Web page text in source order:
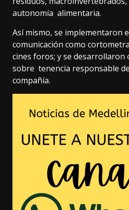
autonomía alimentaria.
Así mismo, se implementaron
comunicación como
cines foros; y se desarrollaron
sobre tenencia responsable
compañía.